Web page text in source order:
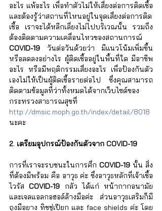
อะไร แพ้อะไร เพื่อทำตัวไม่ให้เสี่ยงต่อการติดเชื้อ
และต้องรู้ว่าสถานที่ไหนอยู่ในจุดเสี่ยงต่อการติด
เชื้อ เราจะได้หลีกเลี่ยงไม่ไปบริเวณนั้น รวมถึง
COVID-19 วันต่อวันด้วยว่า มีแนวโน้มเพิ่มขึ้น
หรือลดลงอย่างไร ผู้ติดเชื้ออยู่ในพื้นที่ใด มีอาชีพ
อะไร หรือมีพฤติกรรมเสี่ยงอะไร เพื่อป้องกันตัว
เองไม่ให้เป็นผู้ติดเชื้อรายต่อไป ซึ่งคุณสามารถ
ติดตามข้อมูลที่ว่าทั้งหมดได้จากเว็บไซด์ของ
http://dmsic.moph.go.th/index/detail/8018
นะคะ
2. เตรียมอุปกรณ์ป้องกันตัวจาก COVID-19
การที่เราจะรบชนะในการศึก COVID-19 นั้น สิ่ง
ที่ต้องมีพร้อม คือ อาวุธ ค่ะ ซึ่งอาวุธหลักที่เจ้าเชื้อ
ไวรัส COVID-19 กลัว ได้แก่ หน้ากากอนามัย
และเจลแอลกอฮอล์ล้างมือค่ะ ส่วนอาวุธเสริมก็มี
ถุงมือยาง ทิชชู่เปียก และ face shields ค่ะ โดย